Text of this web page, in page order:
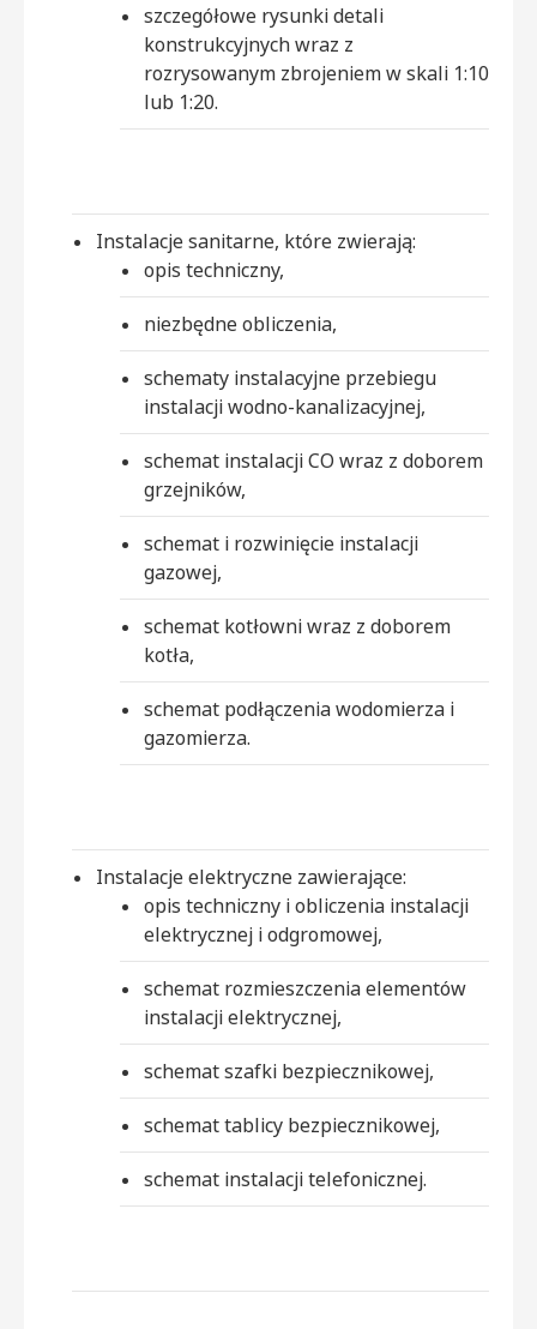
szczegółowe rysunki detali
konstrukcyjnych wraz z
rozrysowanym zbrojeniem w skali 1:10
lub 1:20.
Instalacje sanitarne, które zwierają:
opis techniczny,
niezbędne obliczenia,
schematy instalacyjne przebiegu
instalacji wodno-kanalizacyjnej,
schemat instalacji CO wraz z doborem
grzejników,
schemat i rozwinięcie instalacji
gazowej,
schemat kotłowni wraz z doborem
kotła,
schemat podłączenia wodomierza i
gazomierza.
Instalacje elektryczne zawierające:
opis techniczny i obliczenia instalacji
elektrycznej i odgromowej,
schemat rozmieszczenia elementów
instalacji elektrycznej,
schemat szafki bezpiecznikowej,
schemat tablicy bezpiecznikowej,
schemat instalacji telefonicznej.